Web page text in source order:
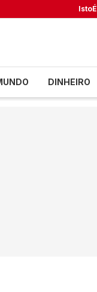
IstoÉ
DINHEIRO